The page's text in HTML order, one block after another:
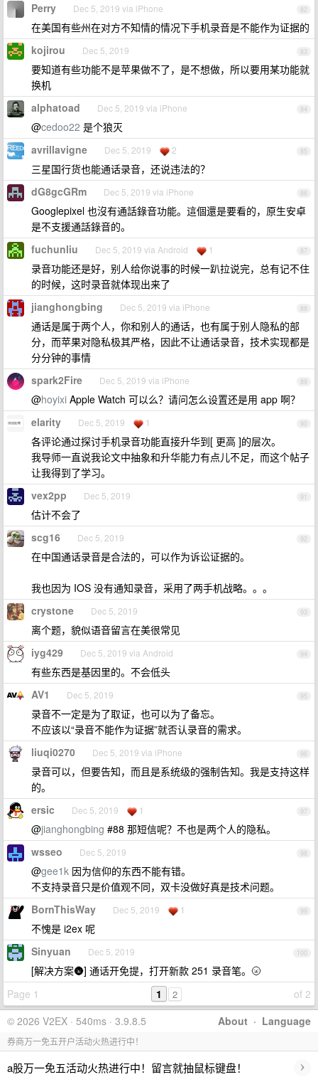
82
Perry Dec 5, 2019 via iPhone
在美国有些州在对方不知情的情况下手机录音是不能作为证据的
83
kojirou Dec 5, 2019
要知道有些功能不是苹果做不了，是不想做，所以要用某功能就
换机
84
alphatoad Dec 5, 2019 via iPhone
@cedoo22 是个狼灭
85
avrillavigne Dec 5, 2019 2
三星国行货也能通话录音，还说违法的？
86
dG8gcGRm Dec 5, 2019 via iPhone
Googlepixel 也沒有通話錄音功能。這個還是要看的，原生安卓
是不支援通話錄音的。
87
fuchunliu Dec 5, 2019 via Android 1
录音功能还是好，别人给你说事的时候一趴拉说完，总有记不住
的时候，这时录音就体现出来了
88
jianghongbing Dec 5, 2019 via iPhone
通话是属于两个人，你和别人的通话，也有属于别人隐私的部
分，而苹果对隐私极其严格，因此不让通话录音，技术实现都是
分分钟的事情
89
spark2Fire Dec 5, 2019 via iPhone
@hoyixi Apple Watch 可以么？请问怎么设置还是用 app 啊？
90
elarity Dec 5, 2019 1
各评论通过探讨手机录音功能直接升华到[ 更高 ]的层次。
我导师一直说我论文中抽象和升华能力有点儿不足，而这个帖子
让我得到了学习。
91
vex2pp Dec 5, 2019
估计不会了
92
scg16 Dec 5, 2019
在中国通话录音是合法的，可以作为诉讼证据的。
我也因为 IOS 没有通知录音，采用了两手机战略。。。
93
crystone Dec 5, 2019
离个题，貌似语音留言在美很常见
94
iyg429 Dec 5, 2019 via Android
有些东西是基因里的。不会低头
95
AV1 Dec 5, 2019
录音不一定是为了取证，也可以为了备忘。
不应该以“录音不能作为证据”就否认录音的需求。
96
liuqi0270 Dec 5, 2019 via iPhone
录音可以，但要告知，而且是系统级的强制告知。我是支持这样
的。
97
ersic Dec 5, 2019 1
@jianghongbing #88 那短信呢？不也是两个人的隐私。
98
wsseo Dec 5, 2019
@gee1k 因为信仰的东西不能有错。
不支持录音只是价值观不同，双卡没做好真是技术问题。
99
BornThisWay Dec 5, 2019 1
不愧是 i2ex 呢
100
Sinyuan Dec 5, 2019
[解决方案🌚] 通话开免提，打开新款 251 录音笔。🌝
Page 1
of 2
1 2
About · Language
© 2026 V2EX · 540ms · 3.9.8.5
券商万一免五开户活动火热进行中！
a股万一免五活动火热进行中！留言就抽鼠标键盘！ ›